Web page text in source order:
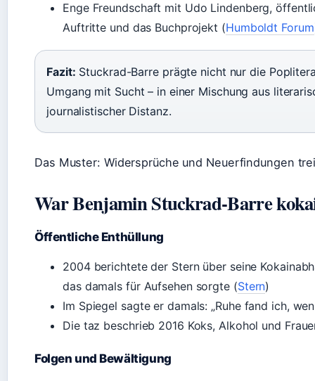
Enge Freundschaft mit Udo Lindenberg,
Auftritte und das Buchprojekt (Humboldt Forum
Fazit: Stuckrad-Barre prägte nicht nur die
Umgang mit Sucht – in einer Mischung aus
journalistischer Distanz.
Das Muster: Widersprüche und Neuerfindungen
War Benjamin Stuckrad-Barre
Öffentliche Enthüllung
2004 berichtete der Stern über seine
das damals für Aufsehen sorgte (Stern)
Im Spiegel sagte er damals: „Ruhe fand ich,
Die taz beschrieb 2016 Koks, Alkohol und
Folgen und Bewältigung